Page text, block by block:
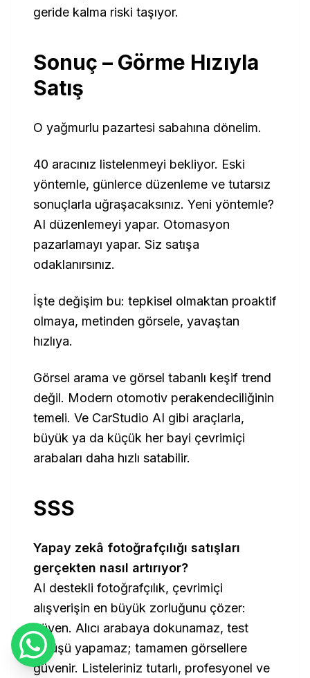
geride kalma riski taşıyor.
Sonuç – Görme Hızıyla
Satış
O yağmurlu pazartesi sabahına dönelim.
40 aracınız listelenmeyi bekliyor. Eski
yöntemle, günlerce düzenleme ve tutarsız
sonuçlarla uğraşacaksınız. Yeni yöntemle?
AI düzenlemeyi yapar. Otomasyon
pazarlamayı yapar. Siz satışa
odaklanırsınız.
İşte değişim bu: tepkisel olmaktan proaktif
olmaya, metinden görsele, yavaştan
hızlıya.
Görsel arama ve görsel tabanlı keşif trend
değil. Modern otomotiv perakendeciliğinin
temeli. Ve CarStudio AI gibi araçlarla,
büyük ya da küçük her bayi çevrimiçi
arabaları daha hızlı satabilir.
SSS
Yapay zekâ fotoğrafçılığı satışları
gerçekten nasıl artırıyor?
AI destekli fotoğrafçılık, çevrimiçi
alışverişin en büyük zorluğunu çözer:
güven. Alıcı arabaya dokunamaz, test
sürüşü yapamaz; tamamen görsellere
güvenir. Listeleriniz tutarlı, profesyonel ve